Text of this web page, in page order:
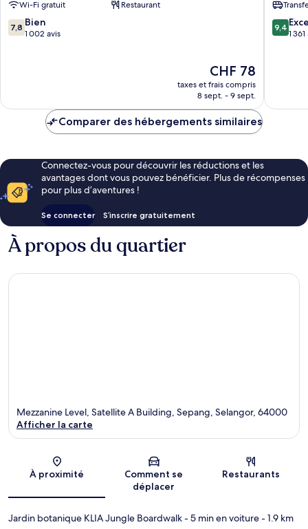
KLIA2
Sepang
Wi-Fi gratuit Restaurant
7.8
sur
7,8 Bien
1 002 avis
Le
nouveau
prix
de
CHF 78
taxes et frais compris
8 sept. - 9 sept.
Airport
Sepang
9.4
sur
9,4
1
Comparer des hébergements similaires
Connectez-vous pour découvrir les réductions et les
avantages dont vous pouvez bénéficier. Plus de récompenses
pour plus d’aventures !
Se connecter S’inscrire gratuitement
À propos du quartier
Carte
Mezzanine Level, Satellite A Building, Sepang, Selangor, 64000
Afficher la carte
À proximité
Comment se
déplacer
Restaurants
Jardin botanique KLIA Jungle Boardwalk- 5 min en voiture- 1.9 km